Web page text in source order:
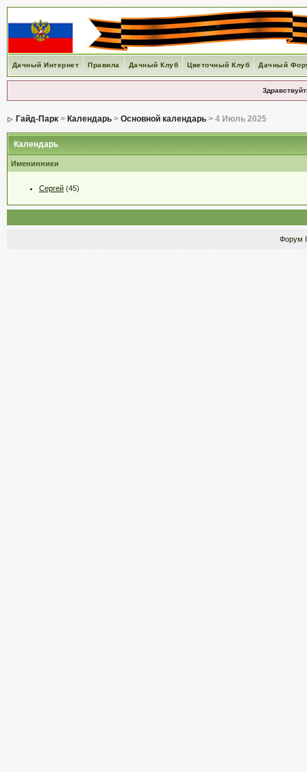
Дачный Интернет Правила Дачный Клуб Цветочный Клуб Дачный
Гайд-Парк>Календарь>Основной календарь> 4 Июль 2025
Календарь
Именинники
Сергей(45)
Форум